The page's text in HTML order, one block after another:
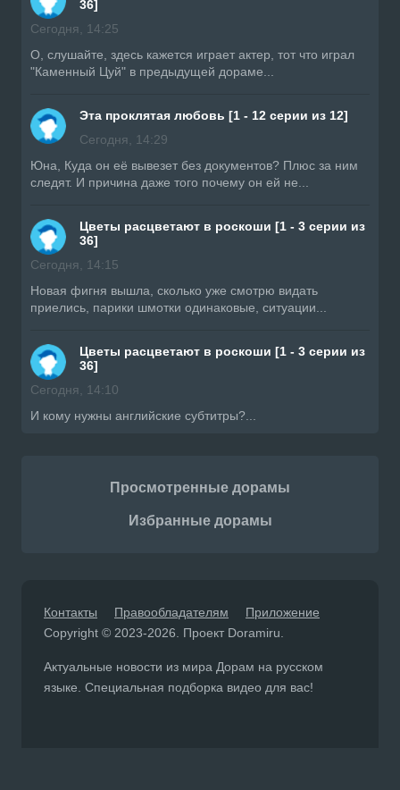
36]
Сегодня, 14:25
О, слушайте, здесь кажется играет актер, тот что играл
"Каменный Цуй" в предыдущей дораме...
Эта проклятая любовь [1 - 12 серии из 12]
Сегодня, 14:29
Юна, Куда он её вывезет без документов? Плюс за ним
следят. И причина даже того почему он ей не...
Цветы расцветают в роскоши [1 - 3 серии из
36]
Сегодня, 14:15
Новая фигня вышла, сколько уже смотрю видать
приелись, парики шмотки одинаковые, ситуации...
Цветы расцветают в роскоши [1 - 3 серии из
36]
Сегодня, 14:10
И кому нужны английские субтитры?...
Просмотренные дорамы
Избранные дорамы
Контакты Правообладателям
Приложение
Copyright © 2023-2026. Проект Doramiru.
Актуальные новости из мира Дорам на русском
языке. Специальная подборка видео для вас!